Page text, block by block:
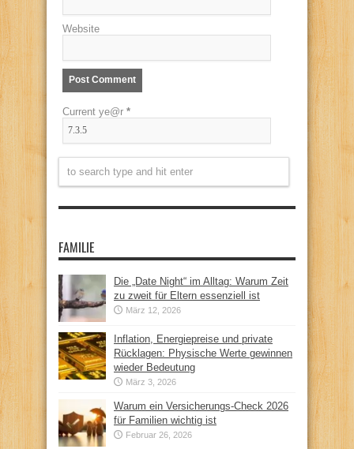
Website
Current ye@r *
FAMILIE
Die „Date Night“ im Alltag: Warum Zeit
zu zweit für Eltern essenziell ist
März 12, 2026
Inflation, Energiepreise und private
Rücklagen: Physische Werte gewinnen
wieder Bedeutung
März 3, 2026
Warum ein Versicherungs-Check 2026
für Familien wichtig ist
Februar 26, 2026